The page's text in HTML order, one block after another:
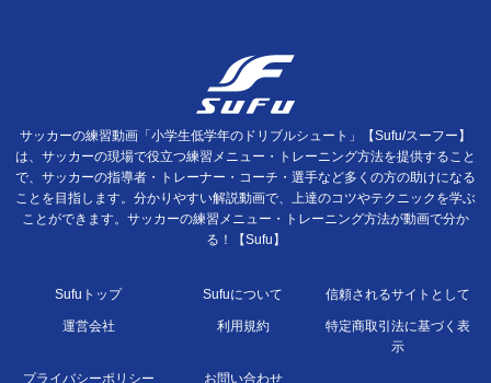
サッカーの練習動画「小学生低学年のドリブルシュート」【Sufu/スーフー】
は、サッカーの現場で役立つ練習メニュー・トレーニング方法を提供すること
で、サッカーの指導者・トレーナー・コーチ・選手など多くの方の助けになる
ことを目指します。分かりやすい解説動画で、上達のコツやテクニックを学ぶ
ことができます。サッカーの練習メニュー・トレーニング方法が動画で分か
る！【Sufu】
Sufuトップ Sufuについて 信頼されるサイトとして
運営会社 利用規約
特定商取引法に基づく表
示
プライバシーポリシー お問い合わせ